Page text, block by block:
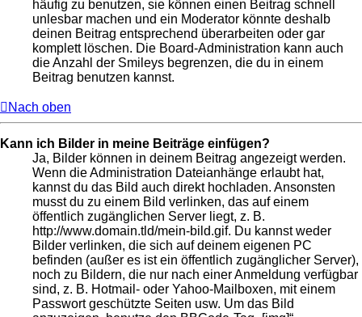
häufig zu benutzen, sie können einen Beitrag schnell
unlesbar machen und ein Moderator könnte deshalb
deinen Beitrag entsprechend überarbeiten oder gar
komplett löschen. Die Board-Administration kann auch
die Anzahl der Smileys begrenzen, die du in einem
Beitrag benutzen kannst.
Nach oben
Kann ich Bilder in meine Beiträge einfügen?
Ja, Bilder können in deinem Beitrag angezeigt werden.
Wenn die Administration Dateianhänge erlaubt hat,
kannst du das Bild auch direkt hochladen. Ansonsten
musst du zu einem Bild verlinken, das auf einem
öffentlich zugänglichen Server liegt, z. B.
http://www.domain.tld/mein-bild.gif. Du kannst weder
Bilder verlinken, die sich auf deinem eigenen PC
befinden (außer es ist ein öffentlich zugänglicher Server),
noch zu Bildern, die nur nach einer Anmeldung verfügbar
sind, z. B. Hotmail- oder Yahoo-Mailboxen, mit einem
Passwort geschützte Seiten usw. Um das Bild